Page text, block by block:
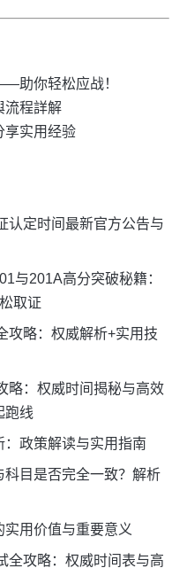
助你轻松应战！
流程詳解
享实用经验
认定时间最新官方公告与
与201A高分突破秘籍：
取证
攻略：权威解析+实用技
略：权威时间揭秘与高效
跑线
政策解读与实用指南
目是否完全一致？解析
用价值与重要意义
全攻略：权威时间表与高